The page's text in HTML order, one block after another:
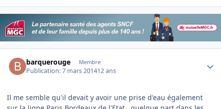
barquerouge Membre
Publication:7 mars 201412 ans
Il me semble qu'il devait y avoir une prise d'eau également